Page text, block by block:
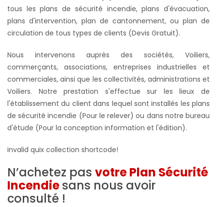
tous les plans de sécurité incendie, plans d'évacuation,
plans d'intervention, plan de cantonnement, ou plan de
circulation de tous types de clients (Devis Gratuit).
Nous intervenons auprès des sociétés, Voiliers,
commerçants, associations, entreprises industrielles et
commerciales, ainsi que les collectivités, administrations et
Voiliers. Notre prestation s'effectue sur les lieux de
l'établissement du client dans lequel sont installés les plans
de sécurité incendie (Pour le relever) ou dans notre bureau
d'étude (Pour la conception information et l'édition).
invalid quix collection shortcode!
N’achetez pas votre Plan Sécurité
Incendiesans nous avoir
consulté !